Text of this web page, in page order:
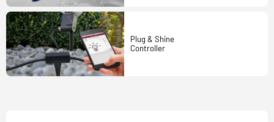
Plug & Shine
Controller